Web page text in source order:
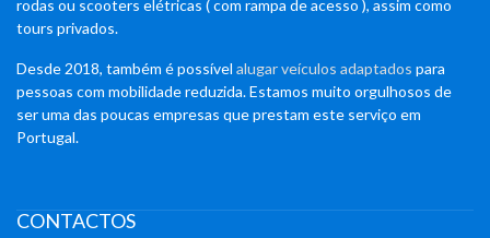
rodas ou scooters elétricas ( com rampa de acesso ), assim como
tours privados.
Desde 2018, também é possível alugar veículos adaptados para
pessoas com mobilidade reduzida. Estamos muito orgulhosos de
ser uma das poucas empresas que prestam este serviço em
Portugal.
CONTACTOS